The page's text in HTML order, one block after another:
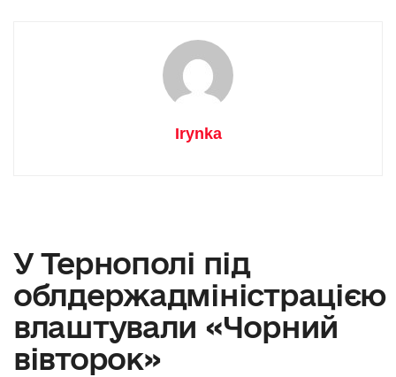
Irynka
У Тернополі під
облдержадміністрацією
влаштували «Чорний
вівторок»